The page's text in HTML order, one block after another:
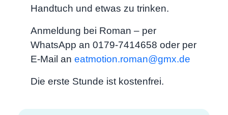
Handtuch und etwas zu trinken.
Anmeldung bei Roman – per
WhatsApp an 0179-7414658 oder per
E-Mail an eatmotion.roman@gmx.de
Die erste Stunde ist kostenfrei.